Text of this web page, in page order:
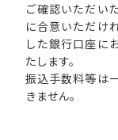
ご確認いただい
に合意いただけ
した銀行口座に
たします。
振込手数料等は
きません。